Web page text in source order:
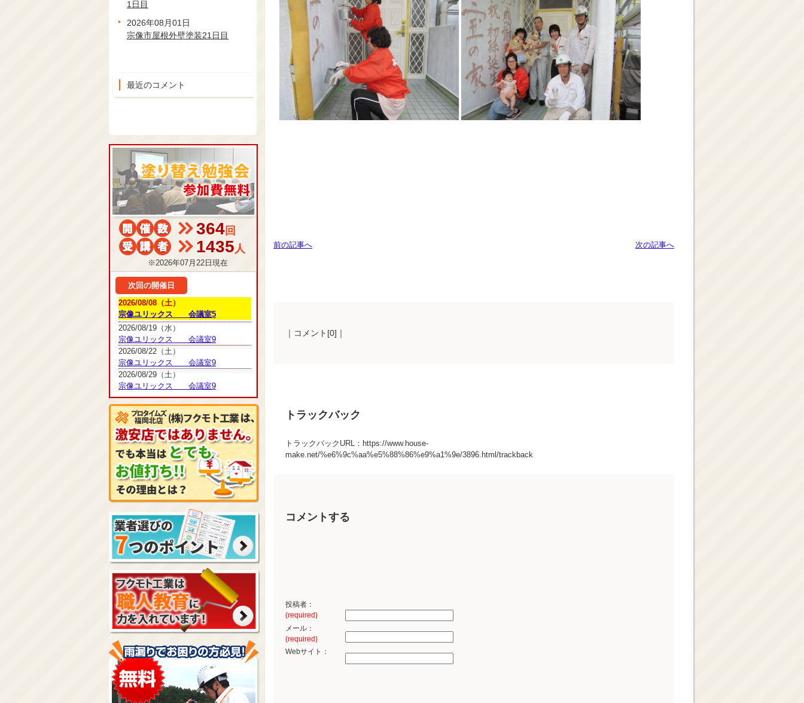
次の記事へ
前の記事へ
｜コメント[0]｜
トラックバック
トラックバックURL：https://www.house-
make.net/%e6%9c%aa%e5%88%86%e9%a1%9e/3896.html/trackback
コメントする
投稿者：
(required)
メール：
(required)
Webサイト：
1日目
2026年08月01日
宗像市屋根外壁塗装21日目
最近のコメント
364回
1435人
※2026年07月22日現在
次回の開催日
2026/08/08（土）
宗像ユリックス 会議室5
2026/08/19（水）
宗像ユリックス 会議室9
2026/08/22（土）
宗像ユリックス 会議室9
2026/08/29（土）
宗像ユリックス 会議室9